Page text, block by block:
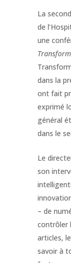
La
de
une
dans la
ont fait
exprimé
général
dans le
Le
son
– de
contrôler
articles,
savoir à